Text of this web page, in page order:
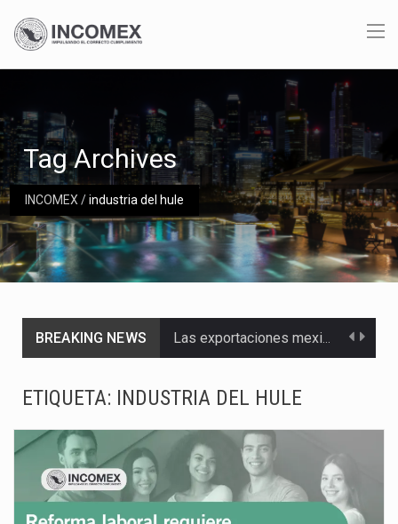
INCOMEX/industria del hule
Tag Archives
BREAKING NEWS Las exportaciones mexicanas de vehículos ligeros disminuyeron 9.67 % en julio a tasa anual, alcanzando…
Ante la suspensión temporal de las inspecciones sanitarias del Departamento de Agricultura de Estados Unidos…
ETIQUETA: INDUSTRIA DEL HULE